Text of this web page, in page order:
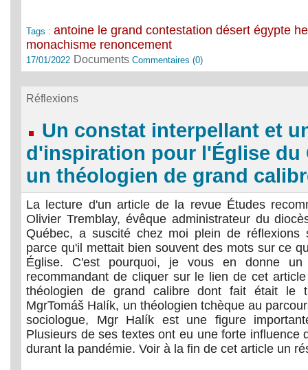
Tags :antoine le grand contestation désert égypte
monachisme renoncement
17/01/2022 DocumentsCommentaires (0)
Réflexions
Un constat interpellant et
d'inspiration pour l'Église du
un théologien de grand
La lecture d'un article de la revue Études
Olivier Tremblay, évêque administrateur du
Québec, a suscité chez moi plein de réflexions
parce qu'il mettait bien souvent des mots sur ce
Église. C'est pourquoi, je vous en donne
recommandant de cliquer sur le lien de cet
théologien de grand calibre dont fait était le
MgrTomáš Halík, un théologien tchèque au
sociologue, Mgr Halík est une figure
Plusieurs de ses textes ont eu une forte influence
durant la pandémie. Voir à la fin de cet article un